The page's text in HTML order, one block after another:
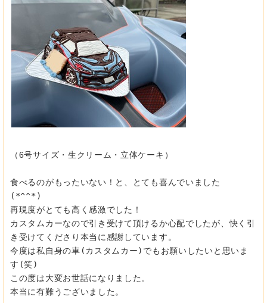
（6号サイズ・生クリーム・立体ケーキ）
食べるのがもったいない！と、とても喜んでいました
(*^^*)
再現度がとても高く感激でした！
カスタムカーなので引き受けて頂けるか心配でしたが、快く引
き受けてくださり本当に感謝しています。
今度は私自身の車(カスタムカー)でもお願いしたいと思いま
す(笑)
この度は大変お世話になりました。
本当に有難うございました。